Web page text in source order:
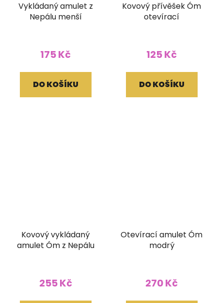
Vykládaný amulet z
Nepálu menší
175 Kč
DO KOŠÍKU
Kovový přívěšek Óm
otevírací
125 Kč
DO KOŠÍKU
Kovový vykládaný
amulet Óm z Nepálu
255 Kč
Otevírací amulet Óm
modrý
270 Kč